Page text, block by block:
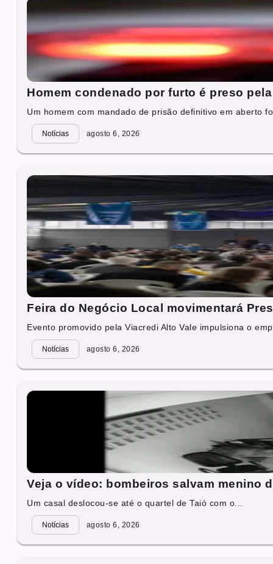
Homem condenado por furto é preso
Um homem com mandado de prisão definitivo em aberto
Notícias agosto 6, 2026
Feira do Negócio Local movimentará
Evento promovido pela Viacredi Alto Vale impulsiona o
Notícias agosto 6, 2026
Veja o vídeo: bombeiros salvam menino
Um casal deslocou-se até o quartel de Taió com o...
Notícias agosto 6, 2026